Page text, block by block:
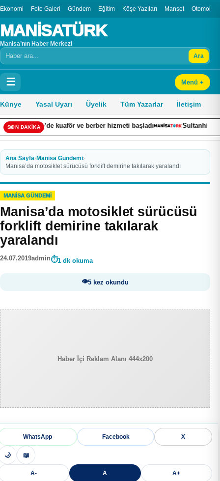
Ekonomi Foto Galeri Gündem Eğitim Köşe Yazıları Manşet Otomobil
MANİSATÜRK
Manisa’nın Haber Merkezi
Arama Ara
☰ Menü +
Künye Yasal Uyarı Üyelik Tüm Yazarlar İletişim
SON DAKİKAkuaför ve berber hizmeti başladı Sultanhisar’da cami
Ana Sayfa›Manisa Gündemi›
Manisa’da motosiklet sürücüsü forklift demirine takılarak yaralandı
MANISA GÜNDEMI
Manisa’da motosiklet sürücüsü
forklift demirine takılarak
yaralandı
24.07.2019admin 1 dk okuma
5 kez okundu
Haber İçi Reklam Alanı 444x200
WhatsApp Facebook X
🌙 📖
A- A A+